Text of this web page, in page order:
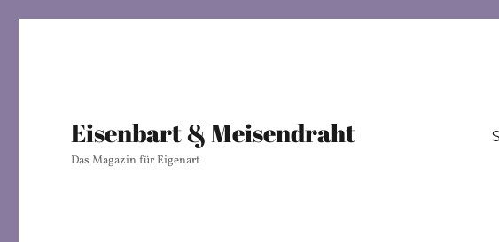
Eisenbart & Meisendraht
Das Magazin für Eigenart